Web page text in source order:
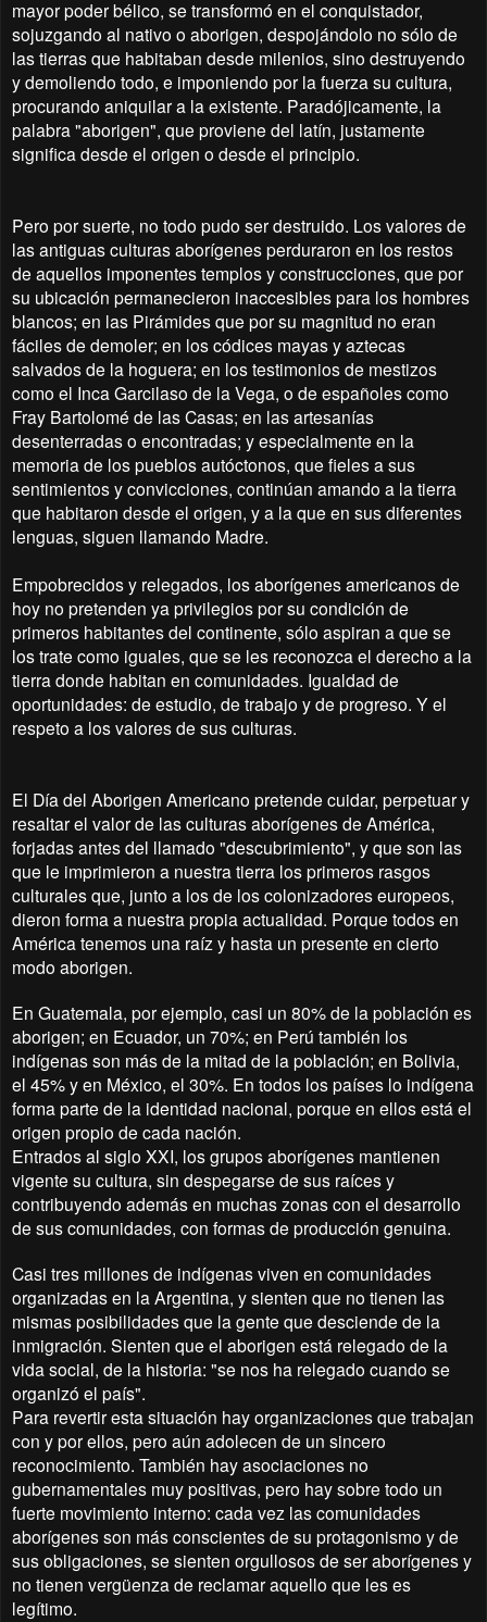
mayor poder bélico, se transformó en el conquistador,
sojuzgando al nativo o aborigen, despojándolo no sólo de
las tierras que habitaban desde milenios, sino destruyendo
y demoliendo todo, e imponiendo por la fuerza su cultura,
procurando aniquilar a la existente. Paradójicamente, la
palabra "aborigen", que proviene del latín, justamente
significa desde el origen o desde el principio.
Pero por suerte, no todo pudo ser destruido. Los valores de
las antiguas culturas aborígenes perduraron en los restos
de aquellos imponentes templos y construcciones, que por
su ubicación permanecieron inaccesibles para los hombres
blancos; en las Pirámides que por su magnitud no eran
fáciles de demoler; en los códices mayas y aztecas
salvados de la hoguera; en los testimonios de mestizos
como el Inca Garcilaso de la Vega, o de españoles como
Fray Bartolomé de las Casas; en las artesanías
desenterradas o encontradas; y especialmente en la
memoria de los pueblos autóctonos, que fieles a sus
sentimientos y convicciones, continúan amando a la tierra
que habitaron desde el origen, y a la que en sus diferentes
lenguas, siguen llamando Madre.
Empobrecidos y relegados, los aborígenes americanos de
hoy no pretenden ya privilegios por su condición de
primeros habitantes del continente, sólo aspiran a que se
los trate como iguales, que se les reconozca el derecho a la
tierra donde habitan en comunidades. Igualdad de
oportunidades: de estudio, de trabajo y de progreso. Y el
respeto a los valores de sus culturas.
El Día del Aborigen Americano pretende cuidar, perpetuar y
resaltar el valor de las culturas aborígenes de América,
forjadas antes del llamado "descubrimiento", y que son las
que le imprimieron a nuestra tierra los primeros rasgos
culturales que, junto a los de los colonizadores europeos,
dieron forma a nuestra propia actualidad. Porque todos en
América tenemos una raíz y hasta un presente en cierto
modo aborigen.
En Guatemala, por ejemplo, casi un 80% de la población es
aborigen; en Ecuador, un 70%; en Perú también los
indígenas son más de la mitad de la población; en Bolivia,
el 45% y en México, el 30%. En todos los países lo indígena
forma parte de la identidad nacional, porque en ellos está el
origen propio de cada nación.
Entrados al siglo XXI, los grupos aborígenes mantienen
vigente su cultura, sin despegarse de sus raíces y
contribuyendo además en muchas zonas con el desarrollo
de sus comunidades, con formas de producción genuina.
Casi tres millones de indígenas viven en comunidades
organizadas en la Argentina, y sienten que no tienen las
mismas posibilidades que la gente que desciende de la
inmigración. Sienten que el aborigen está relegado de la
vida social, de la historia: "se nos ha relegado cuando se
organizó el país".
Para revertir esta situación hay organizaciones que trabajan
con y por ellos, pero aún adolecen de un sincero
reconocimiento. También hay asociaciones no
gubernamentales muy positivas, pero hay sobre todo un
fuerte movimiento interno: cada vez las comunidades
aborígenes son más conscientes de su protagonismo y de
sus obligaciones, se sienten orgullosos de ser aborígenes y
no tienen vergüenza de reclamar aquello que les es
legítimo.